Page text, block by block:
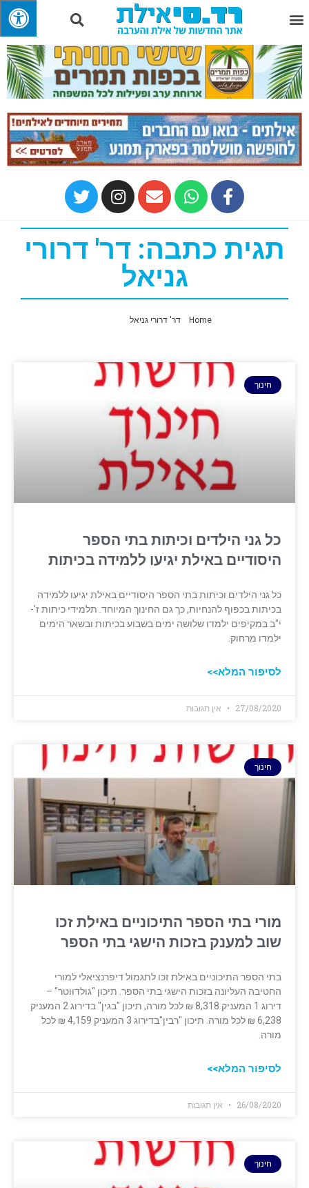
תגית כתבה: דר' דרורי
גניאל
Home דר' דרורי גניאל
חינוך
כל גני הילדים וכיתות בתי הספר
היסודיים באילת יגיעו ללמידה בכיתות
כל גני הילדים וכיתות בתי הספר היסודיים באילת יגיעו ללמידה
בכיתות בכפוף להנחיות, כך גם החינוך המיוחד. תלמידי כיתות ז'-
י"ב במקיפים ילמדו שלושה ימים בשבוע בכיתות ובשאר הימים
ילמדו מרחוק.
לסיפור המלא>>
27/08/2020 אין תגובות
חינוך
מורי בתי הספר התיכוניים באילת זכו
שוב למענק ‏בזכות הישגי בתי הספר
בתי הספר התיכוניים באילת זכו לתגמול דיפרנציאלי למורי
החטיבה העליונה בזכות הישגי ‏בתי הספר. תיכון "גולדווטר" –
דירוג 1 המעניק 8,318 ‏‏₪ לכל מורה, תיכון "בגין" בדירוג 2 המעניק
6,238 ₪ לכל ‏מורה. תיכון "רבין"בדירוג 3 המעניק 4,159 ₪ לכל
מורה.
לסיפור המלא>>
26/08/2020 אין תגובות
חינוך